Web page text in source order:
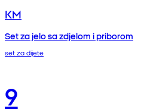
KM
Set za jelo sa zdjelom i priborom
set za dijete
9